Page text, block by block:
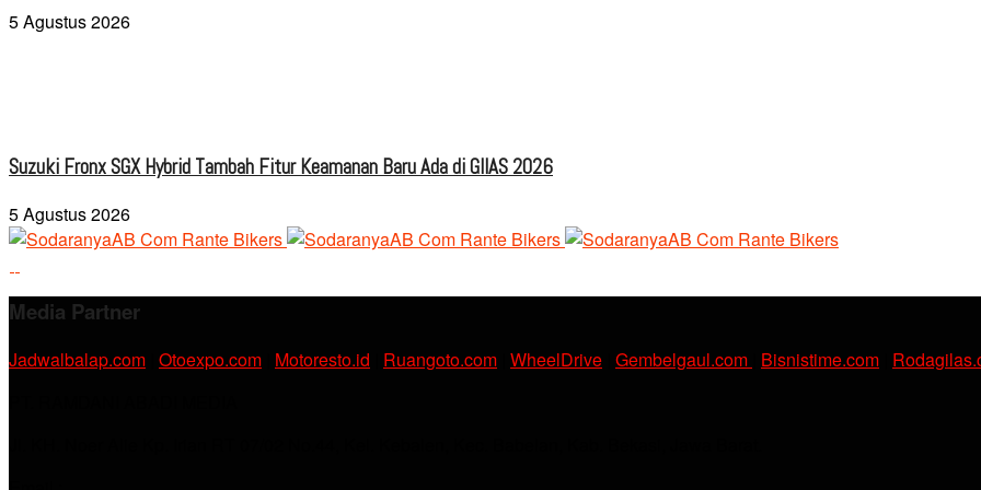
5 Agustus 2026
Suzuki Fronx SGX Hybrid Tambah Fitur Keamanan Baru Ada di GIIAS 2026
5 Agustus 2026
Media Partner
Jadwalbalap.com Otoexpo.com Motoresto.id Ruangoto.com WheelDrive Gembelgaul.com Bisnistime.com